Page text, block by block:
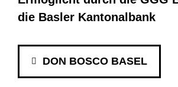
die Basler Kantonalbank
DON BOSCO BASEL